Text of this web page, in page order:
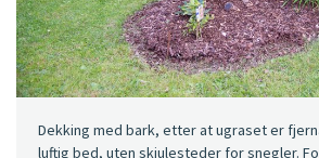
Dekking med bark, etter at ugraset er
luftig bed, uten skjulesteder for snegler.